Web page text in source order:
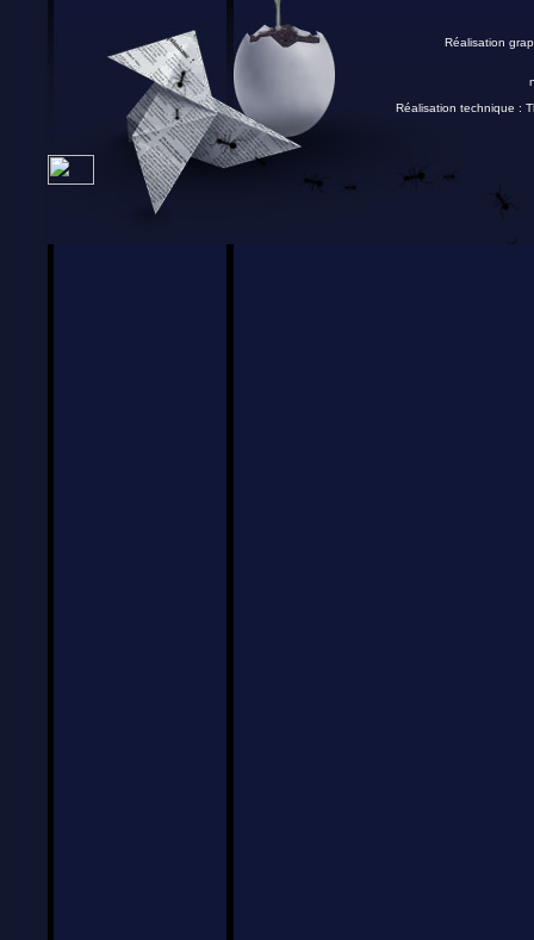
Réalisation
Réalisation technique :